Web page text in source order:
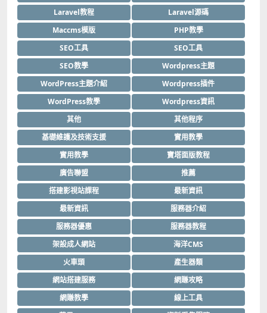
Laravel教程
Laravel源碼
Maccms模版
PHP教學
SEO工具
SEO工具
SEO教學
Wordpress主題
WordPress主題介紹
Wordpress插件
WordPress教學
Wordpress資訊
其他
其他程序
基礎維護及技術支援
實用教學
實用教學
寶塔面版教程
廣告聯盟
推薦
搭建影視站課程
最新資訊
最新資訊
服務器介紹
服務器優惠
服務器教程
架設成人網站
海洋CMS
火車頭
產生器類
網站搭建服務
網賺攻略
網賺教學
線上工具